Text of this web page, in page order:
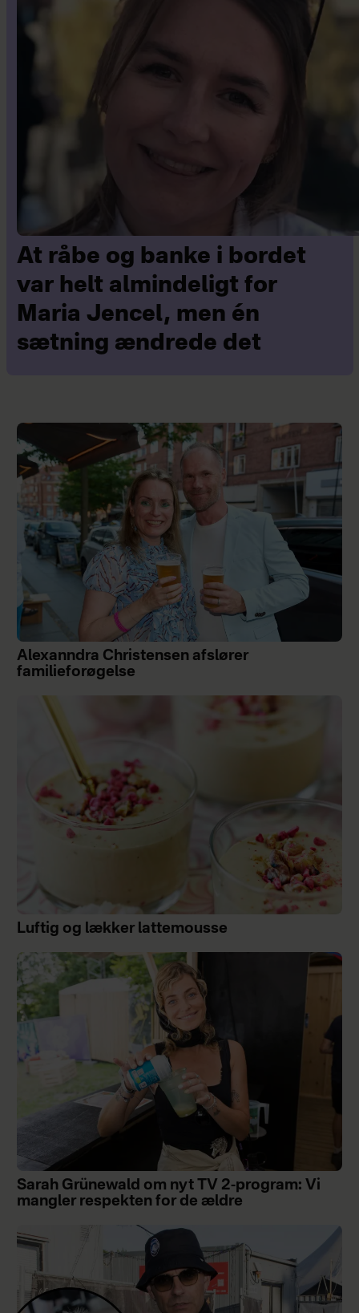
At råbe og banke i bordet
var helt almindeligt for
Maria Jencel, men én
sætning ændrede det
Alexanndra Christensen afslører
familieforøgelse
Luftig og lækker lattemousse
Sarah Grünewald om nyt TV 2-program: Vi
mangler respekten for de ældre